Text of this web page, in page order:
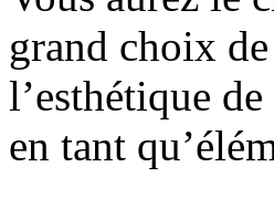
grand choix
l’esthétique
en tant